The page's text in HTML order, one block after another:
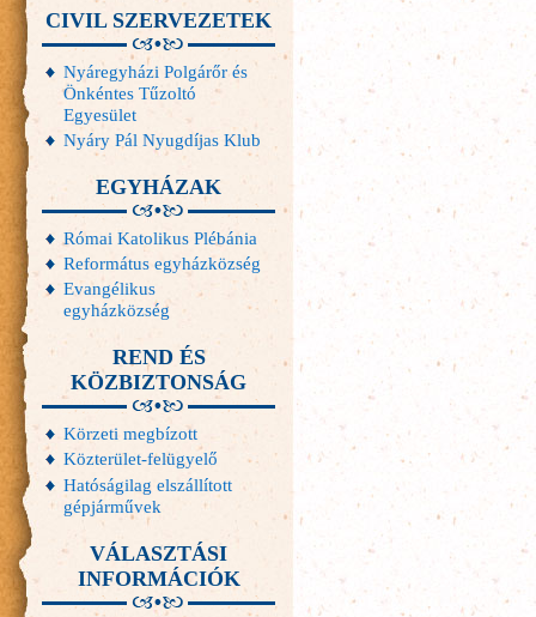
CIVIL SZERVEZETEK
Nyáregyházi Polgárőr és
Önkéntes Tűzoltó
Egyesület
Nyáry Pál Nyugdíjas Klub
EGYHÁZAK
Római Katolikus Plébánia
Református egyházközség
Evangélikus
egyházközség
REND ÉS
KÖZBIZTONSÁG
Körzeti megbízott
Közterület-felügyelő
Hatóságilag elszállított
gépjárművek
VÁLASZTÁSI
INFORMÁCIÓK